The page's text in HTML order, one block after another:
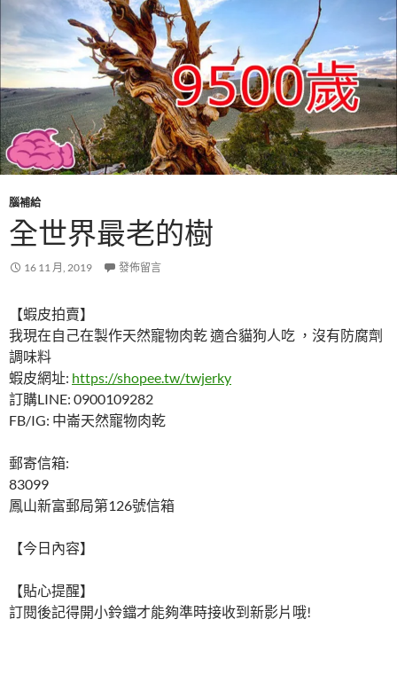
腦補給
全世界最老的樹
16 11 月, 2019 發佈留言
【蝦皮拍賣】
我現在自己在製作天然寵物肉乾 適合貓狗人吃 ，沒有防腐劑
調味料
蝦皮網址: https://shopee.tw/twjerky
訂購LINE: 0900109282
FB/IG: 中崙天然寵物肉乾
郵寄信箱:
83099
鳳山新富郵局第126號信箱
【今日內容】
【貼心提醒】
訂閱後記得開小鈴鐺才能夠準時接收到新影片哦!